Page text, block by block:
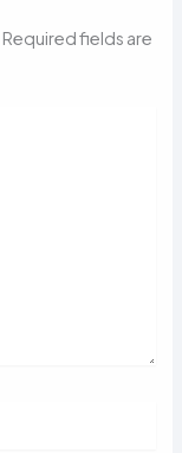
Required fields are